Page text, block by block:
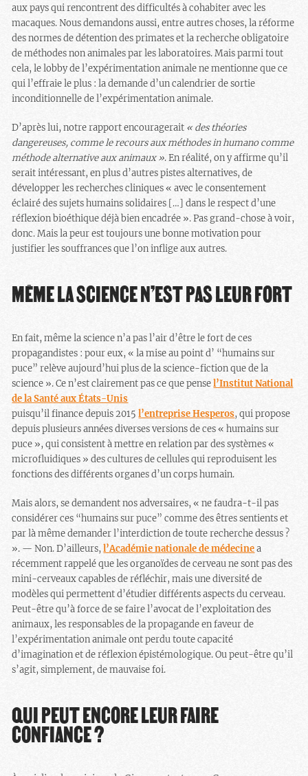
aux pays qui rencontrent des difficultés à cohabiter avec les
macaques. Nous demandons aussi, entre autres choses, la réforme
des normes de détention des primates et la recherche obligatoire
de méthodes non animales par les laboratoires. Mais parmi tout
cela, le lobby de l’expérimentation animale ne mentionne que ce
qui l’effraie le plus : la demande d’un calendrier de sortie
inconditionnelle de l’expérimentation animale.
D’après lui, notre rapport encouragerait « des théories
dangereuses, comme le recours aux méthodes in humano comme
méthode alternative aux animaux ». En réalité, on y affirme qu’il
serait intéressant, en plus d’autres pistes alternatives, de
développer les recherches cliniques « avec le consentement
éclairé des sujets humains solidaires […] dans le respect d’une
réflexion bioéthique déjà bien encadrée ». Pas grand-chose à voir,
donc. Mais la peur est toujours une bonne motivation pour
justifier les souffrances que l’on inflige aux autres.
MÊME LA SCIENCE N’EST PAS LEUR FORT
En fait, même la science n’a pas l’air d’être le fort de ces
propagandistes : pour eux, « la mise au point d’ “humains sur
puce” relève aujourd’hui plus de la science-fiction que de la
science ». Ce n’est clairement pas ce que pensel’Institut National
de la Santé aux États-Unis
puisqu’il finance depuis 2015l’entreprise Hesperos, qui propose
depuis plusieurs années diverses versions de ces « humains sur
puce », qui consistent à mettre en relation par des systèmes «
microfluidiques » des cultures de cellules qui reproduisent les
fonctions des différents organes d’un corps humain.
Mais alors, se demandent nos adversaires, « ne faudra-t-il pas
considérer ces “humains sur puce” comme des êtres sentients et
par là même demander l’interdiction de toute recherche dessus ?
». — Non. D’ailleurs,l’Académie nationale de médecinea
récemment rappelé que les organoïdes de cerveau ne sont pas des
mini-cerveaux capables de réfléchir, mais une diversité de
modèles qui permettent d’étudier différents aspects du cerveau.
Peut-être qu’à force de se faire l’avocat de l’exploitation des
animaux, les responsables de la propagande en faveur de
l’expérimentation animale ont perdu toute capacité
d’imagination et de réflexion épistémologique. Ou peut-être qu’il
s’agit, simplement, de mauvaise foi.
QUI PEUT ENCORE LEUR FAIRE
CONFIANCE ?